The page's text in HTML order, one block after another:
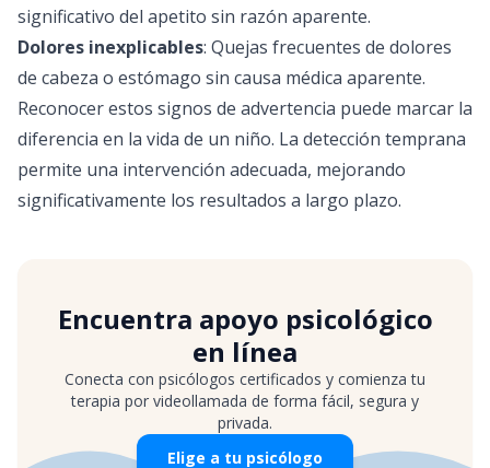
significativo del apetito sin razón aparente.
Dolores inexplicables: Quejas frecuentes de dolores
de cabeza o estómago sin causa médica aparente.
Reconocer estos signos de advertencia puede marcar la
diferencia en la vida de un niño. La detección temprana
permite una intervención adecuada, mejorando
significativamente los resultados a largo plazo.
Encuentra apoyo psicológico
en línea
Conecta con psicólogos certificados y comienza tu
terapia por videollamada de forma fácil, segura y
privada.
Elige a tu psicólogo